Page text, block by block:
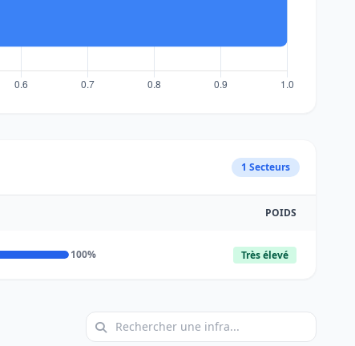
1 Secteurs
POIDS
100% Très élevé